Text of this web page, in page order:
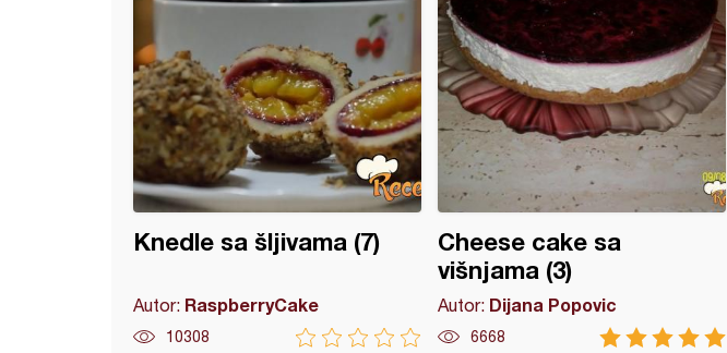
Knedle sa šljivama (7)
Autor: RaspberryCake
10308
Cheese cake sa
višnjama (3)
Autor: Dijana Popovic
6668